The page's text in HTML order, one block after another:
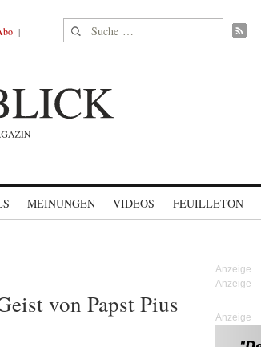
Suche nach:
MEINUNGEN VIDEOS FEUILLETON
von Papst Pius
Anzeige